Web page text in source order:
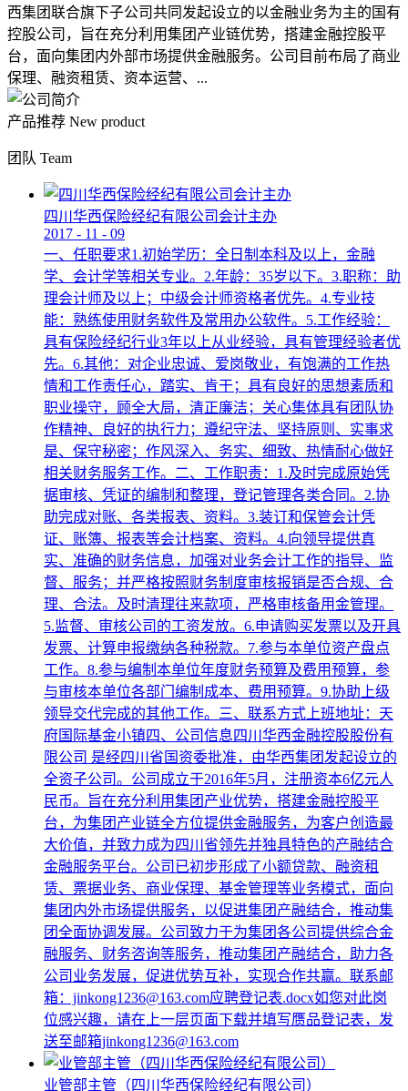
西集团联合旗下子公司共同发起设立的以金融业务为主的国有
控股公司，旨在充分利用集团产业链优势，搭建金融控股平
台，面向集团内外部市场提供金融服务。公司目前布局了商业
保理、融资租赁、资本运营、...
产品推荐 New product
团队 Team
四川华西保险经纪有限公司会计主办
2017 - 11 - 09
一、任职要求1.初始学历：全日制本科及以上，金融
学、会计学等相关专业。2.年龄：35岁以下。3.职称：助
理会计师及以上；中级会计师资格者优先。4.专业技
能：熟练使用财务软件及常用办公软件。5.工作经验：
具有保险经纪行业3年以上从业经验，具有管理经验者优
先。6.其他：对企业忠诚、爱岗敬业，有饱满的工作热
情和工作责任心，踏实、肯干；具有良好的思想素质和
职业操守，顾全大局，清正廉洁；关心集体具有团队协
作精神、良好的执行力；遵纪守法、坚持原则、实事求
是、保守秘密；作风深入、务实、细致、热情耐心做好
相关财务服务工作。二、工作职责：1.及时完成原始凭
据审核、凭证的编制和整理，登记管理各类合同。2.协
助完成对账、各类报表、资料。3.装订和保管会计凭
证、账簿、报表等会计档案、资料。4.向领导提供真
实、准确的财务信息，加强对业务会计工作的指导、监
督、服务；并严格按照财务制度审核报销是否合规、合
理、合法。及时清理往来款项，严格审核备用金管理。
5.监督、审核公司的工资发放。6.申请购买发票以及开具
发票、计算申报缴纳各种税款。7.参与本单位资产盘点
工作。8.参与编制本单位年度财务预算及费用预算，参
与审核本单位各部门编制成本、费用预算。9.协助上级
领导交代完成的其他工作。三、联系方式上班地址：天
府国际基金小镇四、公司信息四川华西金融控股股份有
限公司 是经四川省国资委批准，由华西集团发起设立的
全资子公司。公司成立于2016年5月，注册资本6亿元人
民币。旨在充分利用集团产业优势，搭建金融控股平
台，为集团产业链全方位提供金融服务，为客户创造最
大价值，并致力成为四川省领先并独具特色的产融结合
金融服务平台。公司已初步形成了小额贷款、融资租
赁、票据业务、商业保理、基金管理等业务模式，面向
集团内外市场提供服务，以促进集团产融结合，推动集
团全面协调发展。公司致力于为集团各公司提供综合金
融服务、财务咨询等服务，推动集团产融结合，助力各
公司业务发展，促进优势互补，实现合作共赢。联系邮
箱：jinkong1236@163.com应聘登记表.docx如您对此岗
位感兴趣，请在上一层页面下载并填写赝品登记表，发
送至邮箱jinkong1236@163.com
业管部主管（四川华西保险经纪有限公司）